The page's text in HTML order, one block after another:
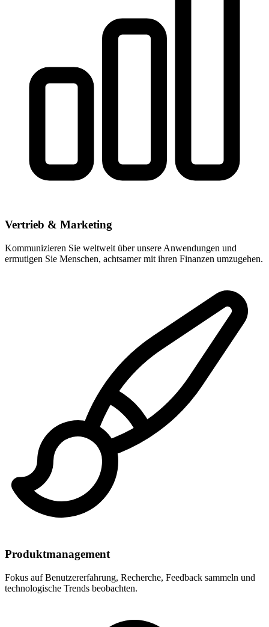
Vertrieb & Marketing
Kommunizieren Sie weltweit über unsere Anwendungen und
ermutigen Sie Menschen, achtsamer mit ihren Finanzen umzugehen.
Produktmanagement
Fokus auf Benutzererfahrung, Recherche, Feedback sammeln und
technologische Trends beobachten.